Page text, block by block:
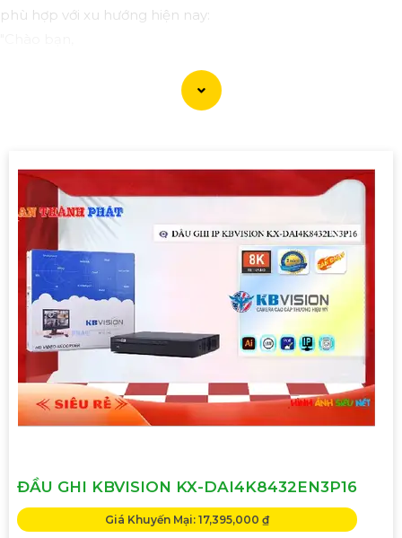
phù hợp với xu hướng hiện nay:
chiết khấu hấp dẫn? Hãy cân nhắc đến Camera Kbvision -
dòng sản phẩm chất lượng hàng đầu với công nghệ hiện
chất lượng mà còn có nhiều tính năng thông minh như
hồng ngoại, cảm biến chuyển động, và khả năng kết nối
mạng linh hoạt.
Đặt mua ngay hôm nay để hưởng chiết khấu cao và bảo vệ
ngôi nhà, cửa hàng hoặc văn phòng của bạn một cách
hiệu quả.
Hãy liên hệ với chúng tôi để được tư vấn chi tiết và giúp bạn
lựa chọn Camera Kbvision phù hợp nhất với nhu cầu của
bạn!
Trân trọng,"
Hy vọng bạn sẽ hài lòng với bản mẫu này. Nếu bạn cần
viết lại Cung cấp cho công trình.
ĐẦU GHI KBVISION KX-DAI4K8432EN3P16
Giá Khuyến Mại: 17,395,000 ₫